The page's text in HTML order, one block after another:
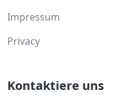
Impressum
Privacy
Kontaktiere uns